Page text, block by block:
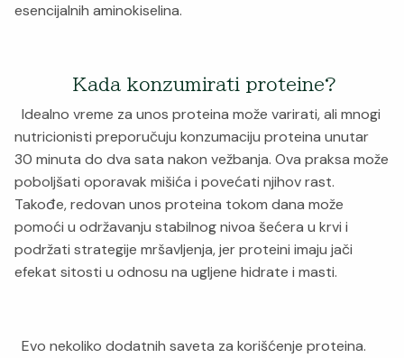
esencijalnih aminokiselina.
Kada konzumirati proteine?
Idealno vreme za unos proteina može varirati, ali mnogi
nutricionisti preporučuju konzumaciju proteina unutar
30 minuta do dva sata nakon vežbanja. Ova praksa može
poboljšati oporavak mišića i povećati njihov rast.
Takođe, redovan unos proteina tokom dana može
pomoći u održavanju stabilnog nivoa šećera u krvi i
podržati strategije mršavljenja, jer proteini imaju jači
efekat sitosti u odnosu na ugljene hidrate i masti.
Evo nekoliko dodatnih saveta za korišćenje proteina.